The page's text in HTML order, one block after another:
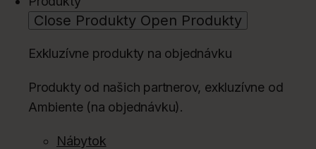
Close Produkty Open Produkty
Exkluzívne produkty na objednávku
Produkty od našich partnerov, exkluzívne od
Ambiente (na objednávku).
Nábytok